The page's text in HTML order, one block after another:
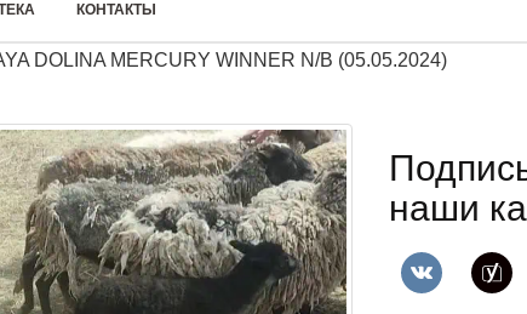
КОНТАКТЫ
DOLINA MERCURY WINNER N/B (05.05.2024)
наши